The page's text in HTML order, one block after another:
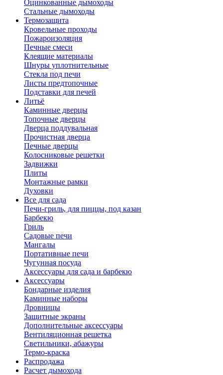
Оцинкованные дымоходы
Стальные дымоходы
Термозащита
Кровельные проходы
Пожароизоляция
Печные смеси
Клеящие материалы
Шнуры уплотнительные
Стекла под печи
Листы предтопочные
Подставки для печей
Литьё
Каминные дверцы
Топочные дверцы
Дверца поддувальная
Прочистная дверца
Печные дверцы
Колосниковые решетки
Задвижки
Плиты
Монтажные рамки
Духовки
Все для сада
Печи-гриль, для пиццы, под казан
Барбекю
Гриль
Садовые печи
Мангалы
Портативные печи
Чугунная посуда
Аксессуары для сада и барбекю
Аксессуары
Бондарные изделия
Каминные наборы
Дровницы
Защитные экраны
Дополнительные аксессуары
Вентиляционная решетка
Светильники, абажуры
Термо-краска
Распродажа
Расчет дымохода